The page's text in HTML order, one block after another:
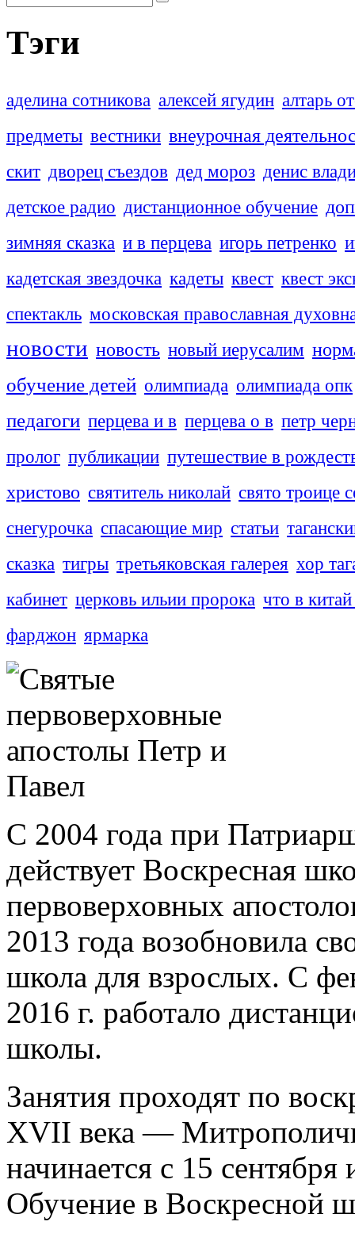
Тэги
аделина сотникова алексей ягудин алтарь
предметы вестники внеурочная
скит дворец съездов дед мороз денис
детское радио дистанционное обучение
зимняя сказка и в перцева игорь петренко
кадетская звездочка кадеты квест квест
спектакль московская православная
новости новость новый иерусалим
обучение детей олимпиада олимпиада опк
педагоги перцева и в перцева о в петр
пролог публикации путешествие в
христово святитель николай свято троице
снегурочка спасающие мир статьи
сказка тигры третьяковская галерея хор
кабинет церковь ильии пророка что в
фарджон ярмарка
С 2004 года при
действует Воскресная
первоверховных
2013 года возобновила
школа для взрослых. С
2016 г. работало
школы.
Занятия проходят по
XVII века —
начинается с 15 сентября
Обучение в Воскресной